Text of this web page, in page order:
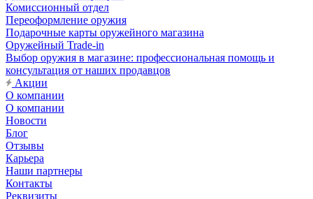
Комиссионный отдел
Переоформление оружия
Подарочные карты оружейного магазина
Оружейный Trade-in
Выбор оружия в магазине: профессиональная помощь и
консультация от наших продавцов
Акции
О компании
О компании
Новости
Блог
Отзывы
Карьера
Наши партнеры
Контакты
Реквизиты